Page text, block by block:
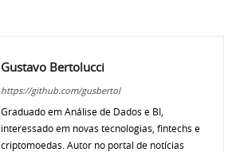
Gustavo Bertolucci
https://github.com/gusbertol
Graduado em Análise de Dados e BI,
interessado em novas tecnologias, fintechs e
criptomoedas. Autor no portal de notícias